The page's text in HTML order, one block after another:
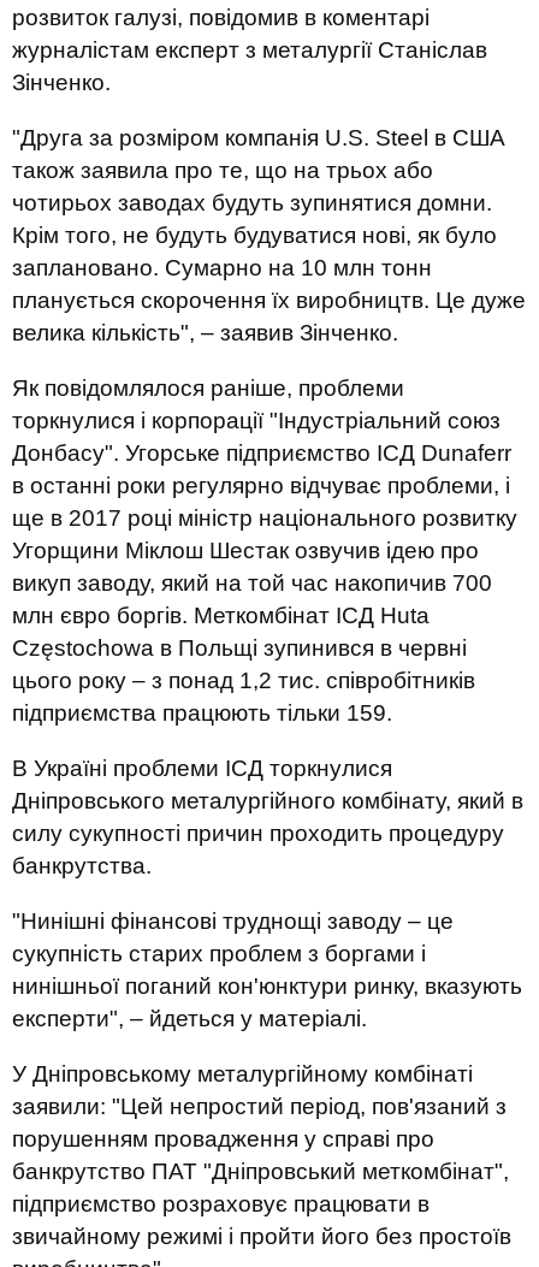
розвиток галузі, повідомив в коментарі
журналістам експерт з металургії Станіслав
Зінченко.
"Друга за розміром компанія U.S. Steel в США
також заявила про те, що на трьох або
чотирьох заводах будуть зупинятися домни.
Крім того, не будуть будуватися нові, як було
заплановано. Сумарно на 10 млн тонн
планується скорочення їх виробництв. Це дуже
велика кількість", – заявив Зінченко.
Як повідомлялося раніше, проблеми
торкнулися і корпорації "Індустріальний союз
Донбасу". Угорське підприємство ІСД Dunaferr
в останні роки регулярно відчуває проблеми, і
ще в 2017 році міністр національного розвитку
Угорщини Міклош Шестак озвучив ідею про
викуп заводу, який на той час накопичив 700
млн євро боргів. Меткомбінат ІСД Huta
Częstochowa в Польщі зупинився в червні
цього року – з понад 1,2 тис. співробітників
підприємства працюють тільки 159.
В Україні проблеми ІСД торкнулися
Дніпровського металургійного комбінату, який в
силу сукупності причин проходить процедуру
банкрутства.
"Нинішні фінансові труднощі заводу – це
сукупність старих проблем з боргами і
нинішньої поганий кон'юнктури ринку, вказують
експерти", – йдеться у матеріалі.
У Дніпровському металургійному комбінаті
заявили: "Цей непростий період, пов'язаний з
порушенням провадження у справі про
банкрутство ПАТ "Дніпровський меткомбінат",
підприємство розраховує працювати в
звичайному режимі і пройти його без простоїв